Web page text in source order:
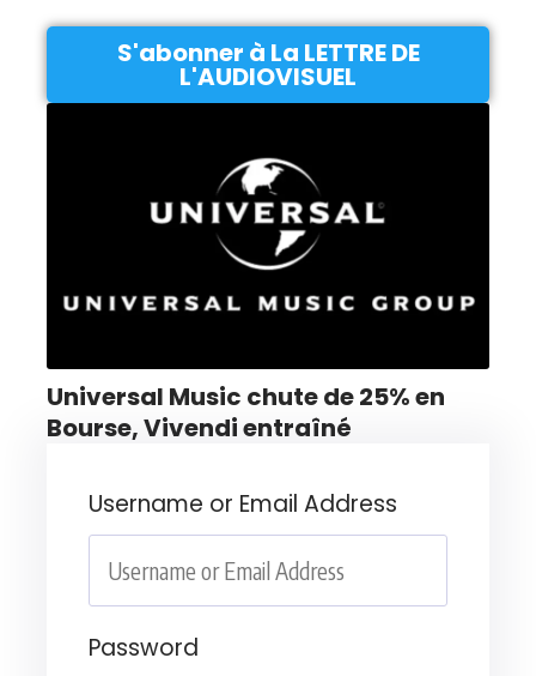
S'abonner à La LETTRE DE
L'AUDIOVISUEL
Universal Music chute de 25% en
Bourse, Vivendi entraîné
Username or Email Address
Password